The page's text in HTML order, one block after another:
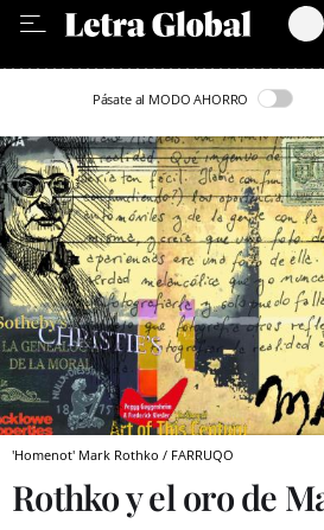
Pásate al MODO AHORRO
'Homenot' Mark Rothko / FARRUQO
Rothko y el oro de